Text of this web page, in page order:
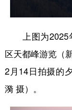
上图为2025
区天都峰游览（
2月14日拍摄的
漪 摄）。